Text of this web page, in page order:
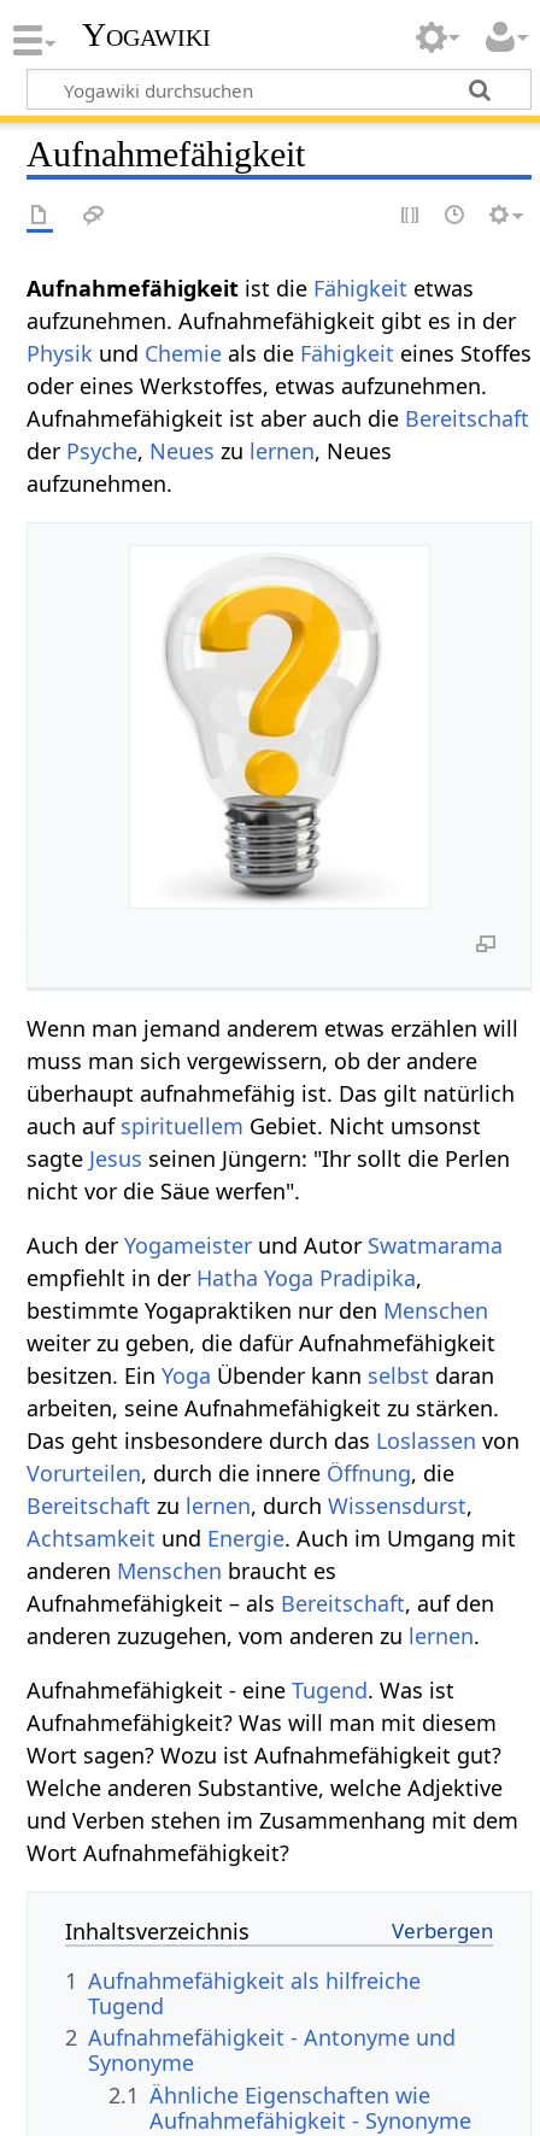
Yogawiki
Aufnahmefähigkeit
Aufnahmefähigkeit ist die Fähigkeit etwas
aufzunehmen. Aufnahmefähigkeit gibt es in der
Physik und Chemie als die Fähigkeit eines Stoffes
oder eines Werkstoffes, etwas aufzunehmen.
Aufnahmefähigkeit ist aber auch die Bereitschaft
der Psyche, Neues zu lernen, Neues
aufzunehmen.
Wenn man jemand anderem etwas erzählen will
muss man sich vergewissern, ob der andere
überhaupt aufnahmefähig ist. Das gilt natürlich
auch auf spirituellem Gebiet. Nicht umsonst
sagte Jesus seinen Jüngern: "Ihr sollt die Perlen
nicht vor die Säue werfen".
Auch derYogameister und Autor Swatmarama
empfiehlt in der Hatha Yoga Pradipika,
bestimmte Yogapraktiken nur den Menschen
weiter zu geben, die dafür Aufnahmefähigkeit
besitzen. EinYoga Übender kann selbst daran
arbeiten, seine Aufnahmefähigkeit zu stärken.
Das geht insbesondere durch das Loslassen von
Vorurteilen, durch die innere Öffnung, die
Bereitschaft zu lernen, durchWissensdurst,
Achtsamkeit und Energie. Auch im Umgang mit
anderen Menschen braucht es
Aufnahmefähigkeit – als Bereitschaft, auf den
anderen zuzugehen, vom anderen zu lernen.
Aufnahmefähigkeit - eineTugend. Was ist
Aufnahmefähigkeit? Was will man mit diesem
Wort sagen? Wozu ist Aufnahmefähigkeit gut?
Welche anderen Substantive, welche Adjektive
und Verben stehen im Zusammenhang mit dem
Wort Aufnahmefähigkeit?
Inhaltsverzeichnis
1 Aufnahmefähigkeit als hilfreiche
Tugend
2 Aufnahmefähigkeit - Antonyme und
Synonyme
2.1 Ähnliche Eigenschaften wie
Aufnahmefähigkeit - Synonyme